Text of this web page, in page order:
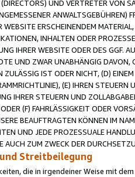
UND VERTRETER VON
WEBSITE ERSCHEINENDEM
INHALTEN ODER
IHRER WEBSITE ODER DES GGF.
UND ZWAR UNABHÄNGIG
IST ODER NICHT, (D)
(E) IHREN
IHRER STEUERN UND
(F) FAHRLÄSSIGKEIT ODER
BEAUFTRAGTEN KÖNNEN IM
UND JEDE PROZESSUALE
AUCH ZUM ZWECK DER
Streitbeilegung
die in irgendeiner Weise mit